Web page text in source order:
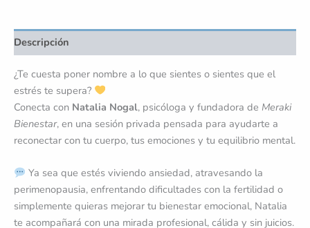
Descripción
¿Te cuesta poner nombre a lo que sientes o sientes que el
estrés te supera?
Conecta con Natalia Nogal, psicóloga y fundadora de Meraki
Bienestar, en una sesión privada pensada para ayudarte a
reconectar con tu cuerpo, tus emociones y tu equilibrio mental.
Ya sea que estés viviendo ansiedad, atravesando la
perimenopausia, enfrentando dificultades con la fertilidad o
simplemente quieras mejorar tu bienestar emocional, Natalia
te acompañará con una mirada profesional, cálida y sin juicios.